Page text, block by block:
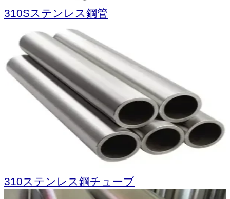
310Sステンレス鋼管
310ステンレス鋼チューブ